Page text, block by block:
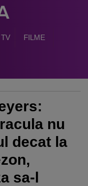
FILME
nu
decat la
sa-l